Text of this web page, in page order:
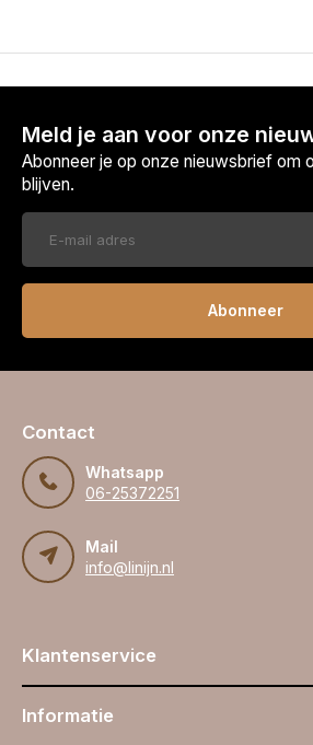
Meld je aan voor onze
Abonneer je op onze nieuwsbrief om
blijven.
Abonneer
Contact
Whatsapp
06-25372251
Mail
info@linijn.nl
Klantenservice
Informatie